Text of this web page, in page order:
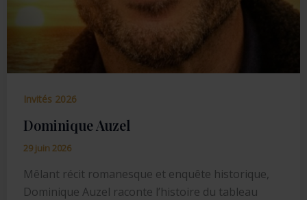
Invités 2026
Dominique Auzel
29 juin 2026
Mêlant récit romanesque et enquête historique,
Dominique Auzel raconte l’histoire du tableau